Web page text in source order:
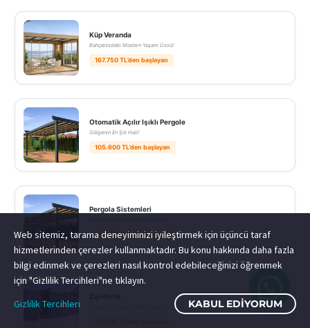
Küp Veranda
Bahçenizdeki Modern Yaşam Üssü!
167.750 TL’den başlayan
Otomatik Açılır Işıklı Pergole
Gölgenin En Şık Hali!
105.600 TL’den başlayan
Pergola Sistemleri
105.600 TL’den başlayan
Web sitemiz, tarama deneyiminizi iyileştirmek için üçüncü taraf
hizmetlerinden çerezler kullanmaktadır. Bu konu hakkında daha fazla
bilgi edinmek ve çerezleri nasıl kontrol edebileceğinizi öğrenmek
için "Gizlilik Tercihleri"ne tıklayın.
Gizlilik Tercihleri
KABUL EDIYORUM